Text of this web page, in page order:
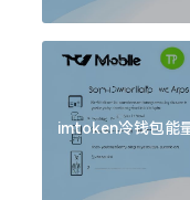
imtoken冷钱包能